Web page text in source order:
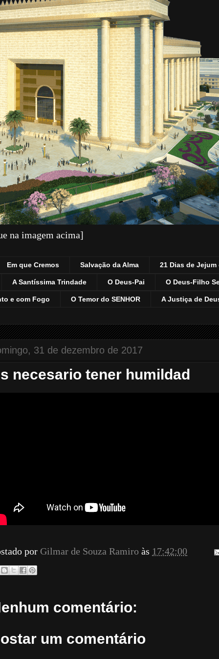
na imagem acima]
Em que Cremos Salvação da Alma 21 Dias de Jejum
A Santíssima Trindade O Deus-Pai O Deus-Filho
e com Fogo O Temor do SENHOR A Justiça de
31 de dezembro de 2017
necesario tener humildad
por Gilmar de Souza Ramiro às 17:42:00
comentário:
um comentário